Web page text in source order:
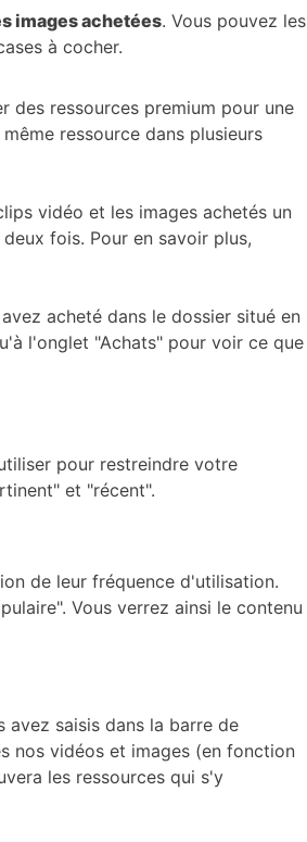
images achetées. Vous pouvez les
à cocher.
des ressources premium pour une
ressource dans plusieurs
vidéo et les images achetés un
fois. Pour en savoir plus,
acheté dans le dossier situé en
l'onglet "Achats" pour voir ce que
pour restreindre votre
et "récent".
de leur fréquence d'utilisation.
Vous verrez ainsi le contenu
saisis dans la barre de
nos vidéos et images (en fonction
les ressources qui s'y